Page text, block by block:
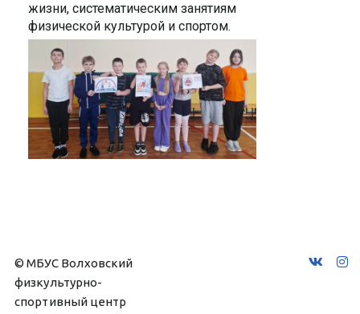
жизни, систематическим занятиям
физической культурой и спортом.
© МБУС Волховский
физкультурно-
спортивный центр